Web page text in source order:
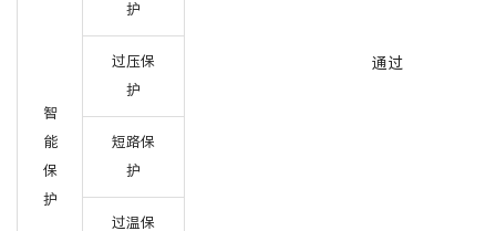
智
能
保
护
护
通过
过压保
护
短路保
护
过温保